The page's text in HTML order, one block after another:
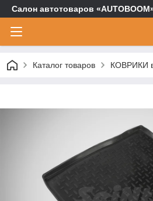
Салон автотоваров
Каталог товаров КОВРИКИ